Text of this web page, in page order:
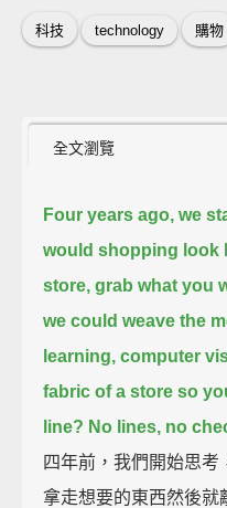
科技 technology 購物
全文瀏覽
Four years ago, we
would shopping look
store, grab what you
we could weave the
learning, computer
fabric of a store so
line? No lines, no
四年前，我們開始思考
拿走想要的東西然後就